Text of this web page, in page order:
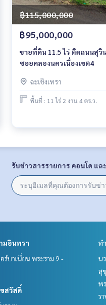
฿115,000,000
฿95,000,000
ขายที่ดิน 11.5 ไร่ ติดถนนสุวิ
ซอยคลองนครเนื่องเขต4
ฉะเชิงเทรา
พื้นที่ : 11 ไร่ 2 งาน 4 ตร.ว.
รับข่าวสารรายการ คอนโด แล
มอินทรา
ร์บาเนี่ยน พระราม 9 -
สวัสดิ์
ท
น
สุ
พ
ร